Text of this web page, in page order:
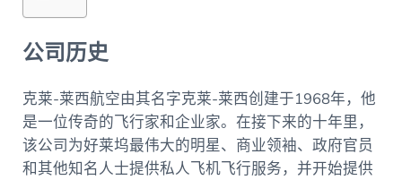
公司历史
克莱-莱西航空由其名字克莱-莱西创建于1968年，他
是一位传奇的飞行家和企业家。在接下来的十年里，
该公司为好莱坞最伟大的明星、商业领袖、政府官员
和其他知名人士提供私人飞机飞行服务，并开始提供